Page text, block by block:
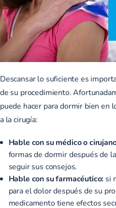
Descansar lo suficiente es
de su procedimiento.
puede hacer para dormir bien en
a la cirugía:
Hable con su médico o
formas de dormir después de
seguir sus consejos.
Hable con su farmacéutico: si
para el dolor después de su
medicamento tiene efectos